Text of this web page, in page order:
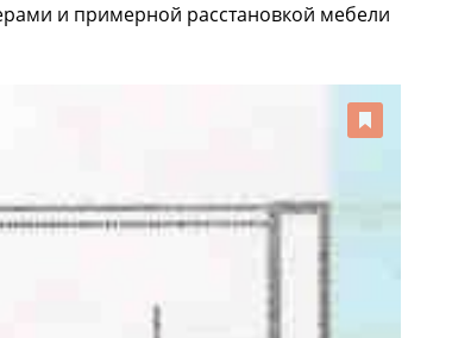
и примерной расстановкой мебели